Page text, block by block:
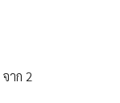
าก 2